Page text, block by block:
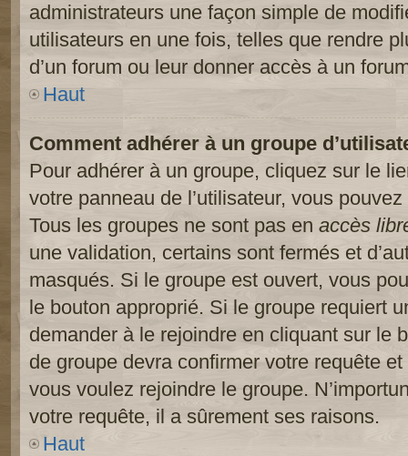
administrateurs une façon simple de
utilisateurs en une fois, telles que rendre
d’un forum ou leur donner accès à un
Haut
Comment adhérer à un groupe
Pour adhérer à un groupe, cliquez sur le
votre panneau de l’utilisateur, vous
Tous les groupes ne sont pas en accès
une validation, certains sont fermés et
masqués. Si le groupe est ouvert, vous
le bouton approprié. Si le groupe requiert
demander à le rejoindre en cliquant sur le
de groupe devra confirmer votre requête
vous voulez rejoindre le groupe.
votre requête, il a sûrement ses raisons.
Haut